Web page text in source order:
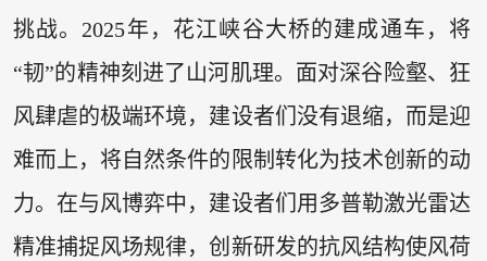
挑战。2025年，花江峡谷大桥的建成通车，将
“韧”的精神刻进了山河肌理。面对深谷险壑、狂
风肆虐的极端环境，建设者们没有退缩，而是迎
难而上，将自然条件的限制转化为技术创新的动
力。在与风博弈中，建设者们用多普勒激光雷达
精准捕捉风场规律，创新研发的抗风结构使风荷